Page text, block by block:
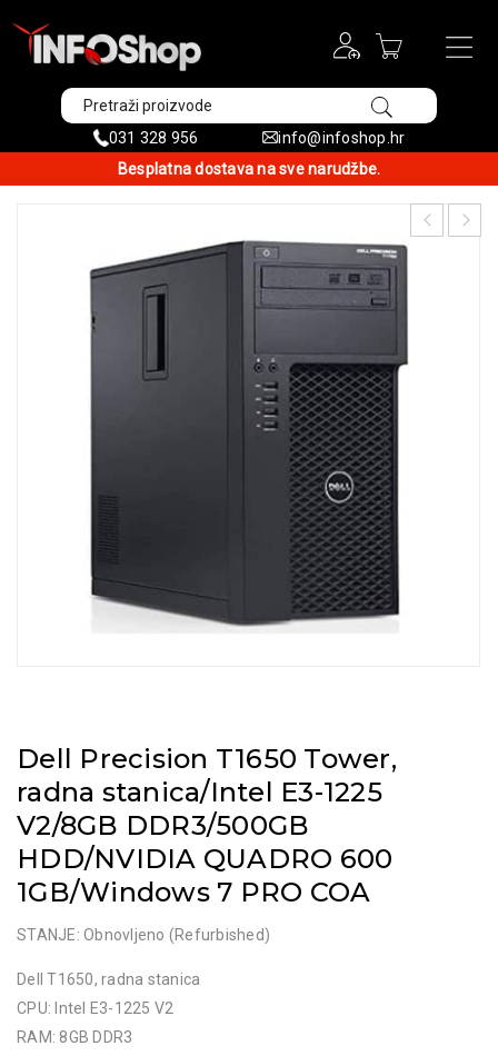
031 328 956
info@infoshop.hr
Besplatna dostava na sve narudžbe.
Dell Precision T1650 Tower,
radna stanica/Intel E3-1225
V2/8GB DDR3/500GB
HDD/NVIDIA QUADRO 600
1GB/Windows 7 PRO COA
STANJE: Obnovljeno (Refurbished)
Dell T1650, radna stanica
CPU: Intel E3-1225 V2
RAM: 8GB DDR3